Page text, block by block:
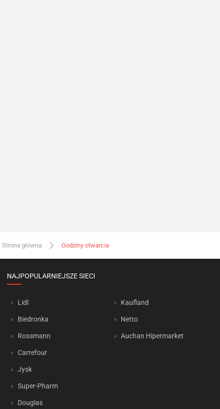
Strona główna Godziny otwarcia
NAJPOPULARNIEJSZE SIECI
Lidl
Biedronka
Rossmann
Carrefour
Jysk
Super-Pharm
Douglas
Kaufland
Netto
Auchan Hipermarket